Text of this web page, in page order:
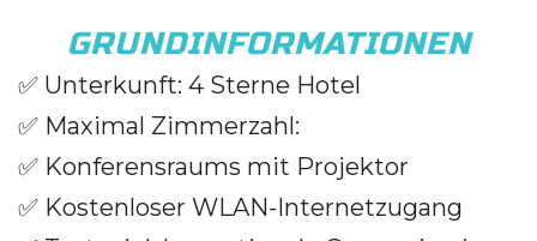
GRUNDINFORMATIONEN
✅ Unterkunft: 4 Sterne Hotel
✅ Maximal Zimmerzahl:
✅ Konferensraums mit Projektor
✅ Kostenloser WLAN-Internetzugang